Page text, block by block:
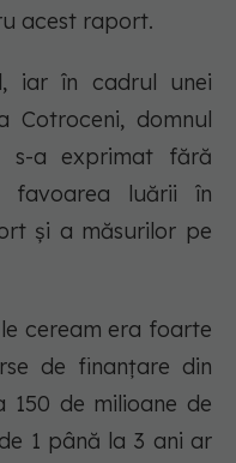
acest raport.
iar în cadrul unei
domnul
s-a exprimat fără
favoarea luării în
și a măsurilor pe
ceream era foarte
de finanțare din
150 de milioane de
1 până la 3 ani ar